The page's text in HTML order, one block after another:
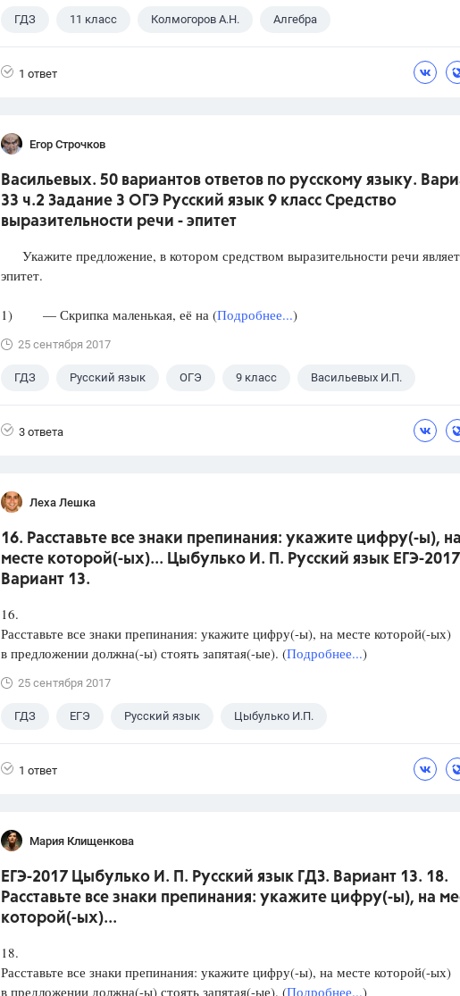
ГДЗ 11 класс Колмогоров А.Н. Алгебра
1 ответ
Егор Строчков
Васильевых. 50 вариантов ответов по русскому языку.
33 ч.2 Задание 3 ОГЭ Русский язык 9 класс Средство
выразительности речи - эпитет
Укажите предложение, в котором средством выразительности речи
эпитет.
1) — Скрипка маленькая, её на (Подробнее...)
25 сентября 2017
ГДЗ Русский язык ОГЭ 9 класс Васильевых И.П.
3 ответа
Леха Лешка
16. Расставьте все знаки препинания: укажите цифру(-ы),
месте которой(-ых)... Цыбулько И. П. Русский язык ЕГЭ-
Вариант 13.
16.
Расставьте все знаки препинания: укажите цифру(-ы), на месте которой(-ых)
в предложении должна(-ы) стоять запятая(-ые). (Подробнее...)
25 сентября 2017
ГДЗ ЕГЭ Русский язык Цыбулько И.П.
1 ответ
Мария Клищенкова
ЕГЭ-2017 Цыбулько И. П. Русский язык ГДЗ. Вариант 13. 18.
Расставьте все знаки препинания: укажите цифру(-ы), на
которой(-ых)...
18.
Расставьте все знаки препинания: укажите цифру(-ы), на месте которой(-ых)
в предложении должна(-ы) стоять запятая(-ые). (Подробнее...)